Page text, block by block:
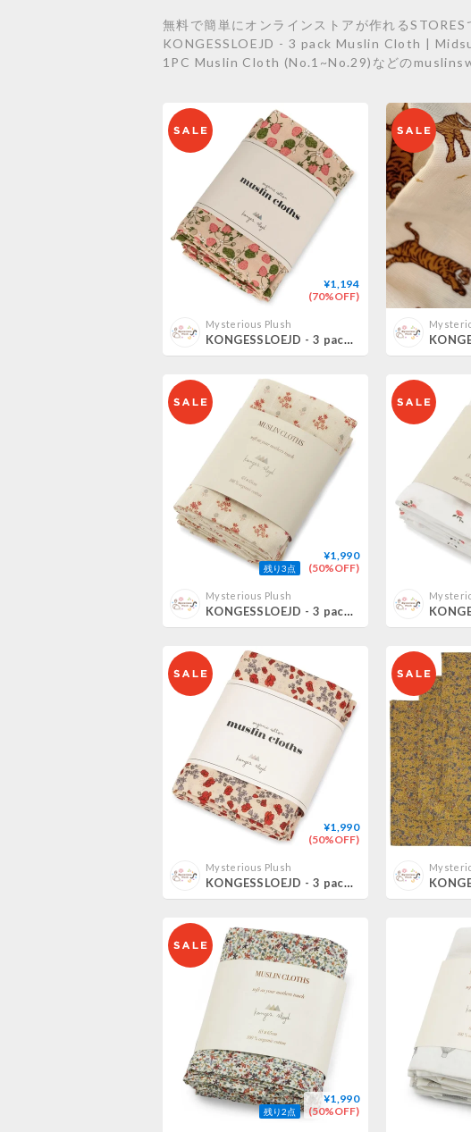
無料で簡単にオンラインストアが作れる
KONGESSLOEJD - 3 pack Muslin Cloth |
1PC Muslin Cloth (No.1~No.29)などの
¥1,194
(70%OFF)
Mysterious Plush
KONGESSLOEJD - 3 pack Muslin Cloth | Strawberry Fields
残り3点
¥1,990
(50%OFF)
Mysterious Plush
KONGESSLOEJD - 3 pack Muslin Cloth | Vintage Floral Red
¥1,990
(50%OFF)
Mysterious Plush
KONGESSLOEJD - 3 pack Muslin Cloth | Poppy
残り2点
¥1,990
(50%OFF)